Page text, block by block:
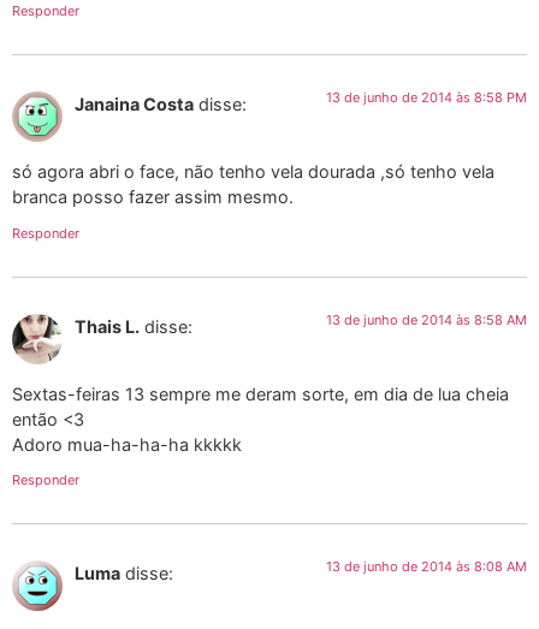
Responder
Janaina Costa disse: 13 de junho de 2014 às 8:58 PM
só agora abri o face, não tenho vela dourada ,só tenho vela
branca posso fazer assim mesmo.
Responder
Thais L. disse: 13 de junho de 2014 às 8:58 AM
Sextas-feiras 13 sempre me deram sorte, em dia de lua cheia
então <3
Adoro mua-ha-ha-ha kkkkk
Responder
Luma disse: 13 de junho de 2014 às 8:08 AM